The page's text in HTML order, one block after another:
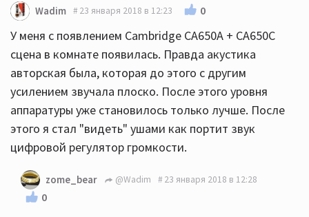
Wadim 23 января 2018 в 12:23 0
У меня с появлением Cambridge CA650А + СА650С
сцена в комнате появилась. Правда акустика
авторская была, которая до этого с другим
усилением звучала плоско. После этого уровня
аппаратуры уже становилось только лучше. После
этого я стал "видеть" ушами как портит звук
цифровой регулятор громкости.
zome_bear @Wadim 23 января 2018 в 12:28
0